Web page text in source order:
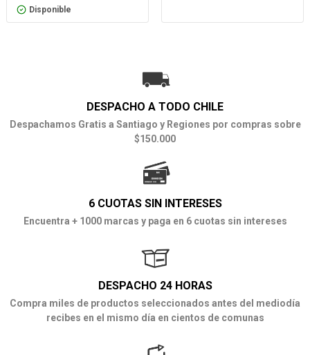
Disponible
DESPACHO A TODO CHILE
Despachamos Gratis a Santiago y Regiones por compras sobre
$150.000
6 CUOTAS SIN INTERESES
Encuentra + 1000 marcas y paga en 6 cuotas sin intereses
DESPACHO 24 HORAS
Compra miles de productos seleccionados antes del mediodía
recibes en el mismo día en cientos de comunas